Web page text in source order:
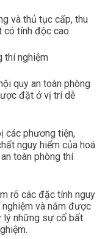
và thủ tục cấp, thu
có tính độc cao.
thí nghiệm
quy an toàn phòng
đặt ở vị trí dễ
các phương tiện,
nguy hiểm của hoá
toàn phòng thí
rõ các đặc tính nguy
và nắm được
lý những sự cố bất